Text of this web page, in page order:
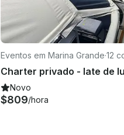
Eventos em Marina Grande·12
Novo
$809/hora